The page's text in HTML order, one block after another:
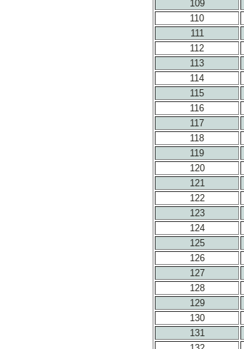
109
110
111
112
113
114
115
116
117
118
119
120
121
122
123
124
125
126
127
128
129
130
131